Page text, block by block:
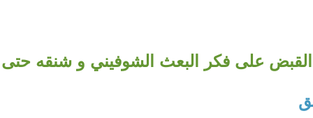
على فكر البعث الشوفيني و شنقه